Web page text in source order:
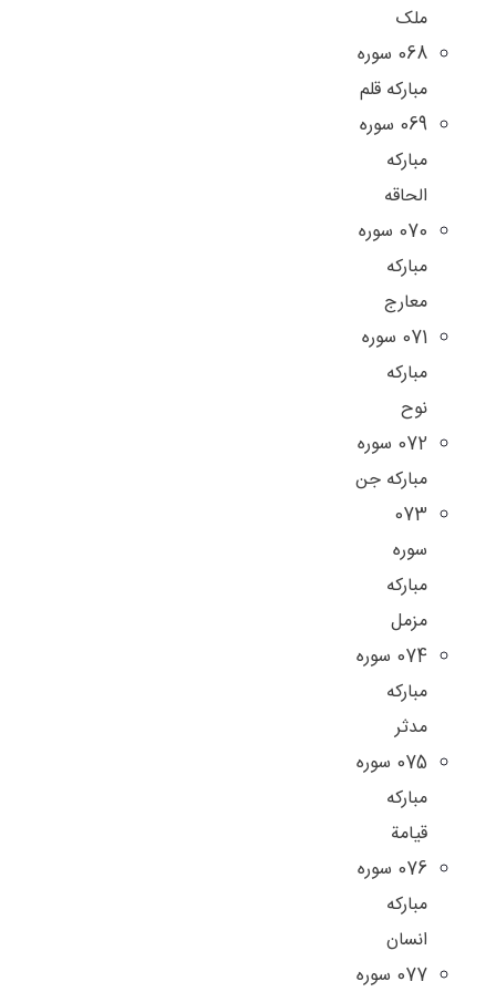
ملک
068 سوره
مبارکه قلم
069 سوره
مبارکه
الحاقه
070 سوره
مبارکه
معارج
071 سوره
مبارکه
نوح
072 سوره
مبارکه جن
073
سوره
مبارکه
مزمل
074 سوره
مبارکه
مدثر
075 سوره
مبارکه
قیامة
076 سوره
مبارکه
انسان
077 سوره